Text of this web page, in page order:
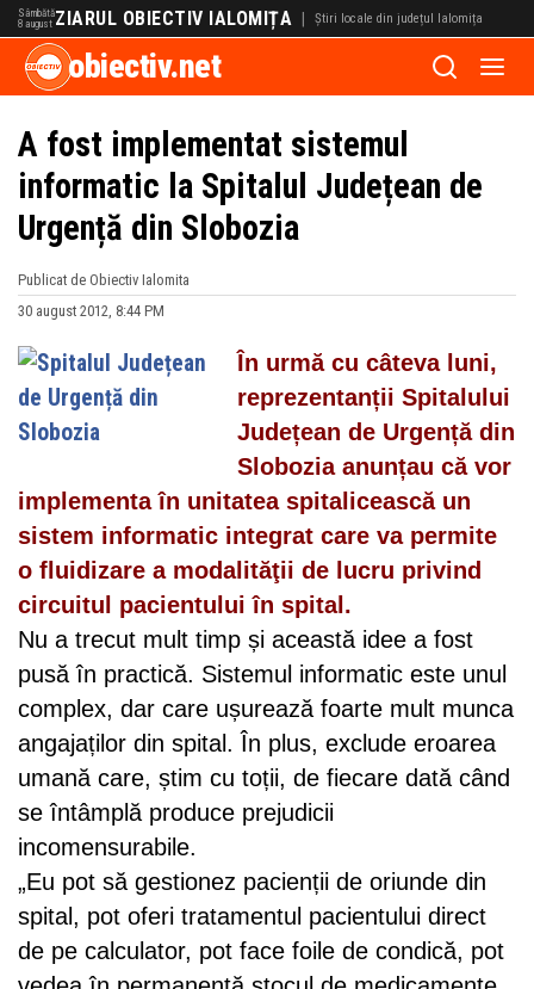
Sâmbătă
8 august ZIARUL OBIECTIV IALOMIȚA | Știri locale din județul Ialomița
obiectiv.net
A fost implementat sistemul
informatic la Spitalul Județean de
Urgență din Slobozia
Publicat de Obiectiv Ialomita
30 august 2012, 8:44 PM
În urmă cu câteva luni,
reprezentanții Spitalului
Județean de Urgență din
Slobozia anunțau că vor
implementa în unitatea spitalicească un
sistem informatic integrat care va permite
o fluidizare a modalităţii de lucru privind
circuitul pacientului în spital.
Nu a trecut mult timp și această idee a fost
pusă în practică. Sistemul informatic este unul
complex, dar care ușurează foarte mult munca
angajaților din spital. În plus, exclude eroarea
umană care, știm cu toții, de fiecare dată când
se întâmplă produce prejudicii
incomensurabile.
„Eu pot să gestionez pacienții de oriunde din
spital, pot oferi tratamentul pacientului direct
de pe calculator, pot face foile de condică, pot